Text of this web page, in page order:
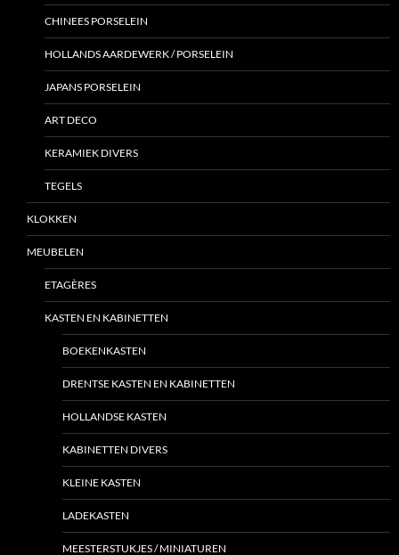
CHINEES PORSELEIN
HOLLANDS AARDEWERK / PORSELEIN
JAPANS PORSELEIN
ART DECO
KERAMIEK DIVERS
TEGELS
KLOKKEN
MEUBELEN
ETAGÈRES
KASTEN EN KABINETTEN
BOEKENKASTEN
DRENTSE KASTEN EN KABINETTEN
HOLLANDSE KASTEN
KABINETTEN DIVERS
KLEINE KASTEN
LADEKASTEN
MEESTERSTUKJES / MINIATUREN